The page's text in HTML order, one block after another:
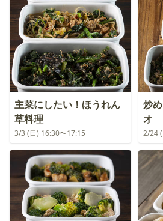
主菜にしたい！ほうれん
草料理
3/3 (日) 16:30〜17:15
炒
オ
2/24